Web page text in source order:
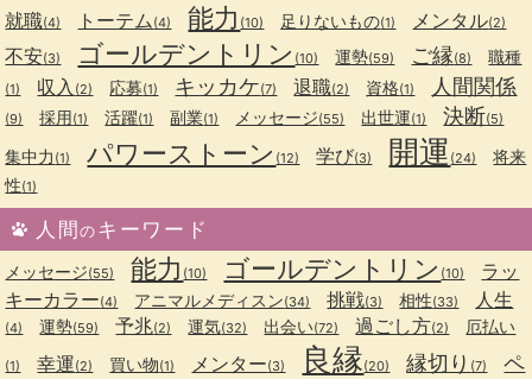
就職(4) トーテム (4) 能力 (10) 足りないもの(1) メンタル(2)
不安(3) ゴールデントリン (10) 運勢(59) ご縁(8) 職種
(1) 収入 (2) 応募(1) キッカケ(7) 退職(2) 資格(1) 人間関係
(9) 採用(1) 活躍(1) 副業(1) メッセージ(55) 出世運(1) 決断(5)
集中力 (1) パワーストーン (12) 学び(3) 開運 (24)
将来
性(1)
人間のキーワード
メッセージ(55) 能力 (10) ゴールデントリン (10)
ラッ
キーカラー(4) アニマルメディスン(34) 挑戦(3) 相性(33) 人生
(4) 運勢(59) 予兆(2) 運気(32) 出会い(72) 過ごし方(2) 厄払い
(1) 幸運(2) 買い物(1) メンター(3) 良縁(20) 縁切り (7)
ペ